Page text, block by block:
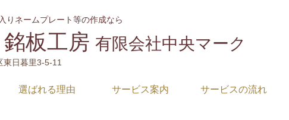
りネームプレート等の作成なら
板工房 有限会社中央マーク
東日暮里3-5-11
選ばれる理由 サービス案内 サービスの流れ